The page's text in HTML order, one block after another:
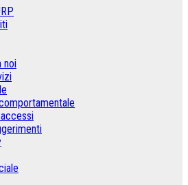
noi